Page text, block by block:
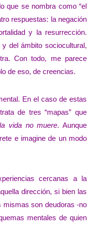
que se nombra como “el
respuestas: la negación
y la resurrección.
del ámbito sociocultural,
Con todo, me parece
de eso, de creencias.
En el caso de estas
de tres “mapas” que
la vida no muere. Aunque
e imagine de un modo
cercanas a la
dirección, si bien las
mismas son deudoras -no
mentales de quien